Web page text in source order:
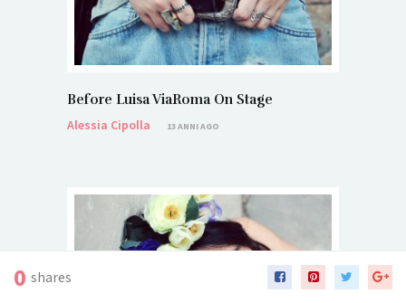
Before Luisa ViaRoma On Stage
Alessia Cipolla
13 ANNI AGO
0 shares